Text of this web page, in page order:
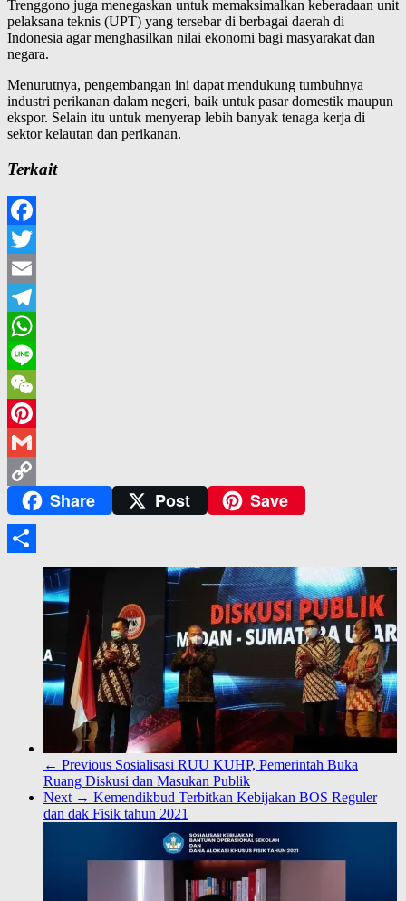
Trenggono juga menegaskan untuk memaksimalkan keberadaan unit
pelaksana teknis (UPT) yang tersebar di berbagai daerah di
Indonesia agar menghasilkan nilai ekonomi bagi masyarakat dan
negara.
Menurutnya, pengembangan ini dapat mendukung tumbuhnya
industri perikanan dalam negeri, baik untuk pasar domestik maupun
ekspor. Selain itu untuk menyerap lebih banyak tenaga kerja di
sektor kelautan dan perikanan.
Terkait
Facebook
Twitter
Email
Telegram
WhatsApp
Line
WeChat
Pinterest
Gmail
Copy
Link
Share Post Save
← Previous Sosialisasi RUU KUHP, Pemerintah Buka
Ruang Diskusi dan Masukan Publik
Next → Kemendikbud Terbitkan Kebijakan BOS Reguler
dan dak Fisik tahun 2021